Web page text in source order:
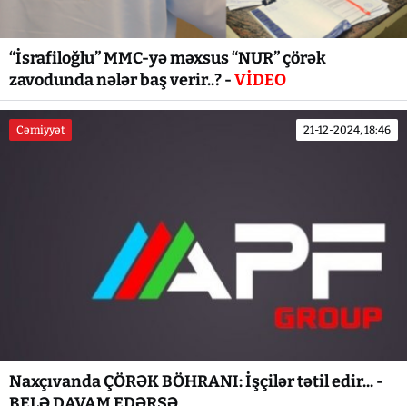
“İsrafiloğlu” MMC-yə məxsus “NUR” çörək
zavodunda nələr baş verir..? -VİDEO
Cəmiyyət 21-12-2024, 18:46
Naxçıvanda ÇÖRƏK BÖHRANI: İşçilər tətil edir... -